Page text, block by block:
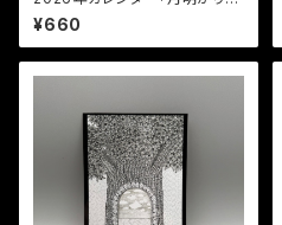
先に広がる世界」
¥660